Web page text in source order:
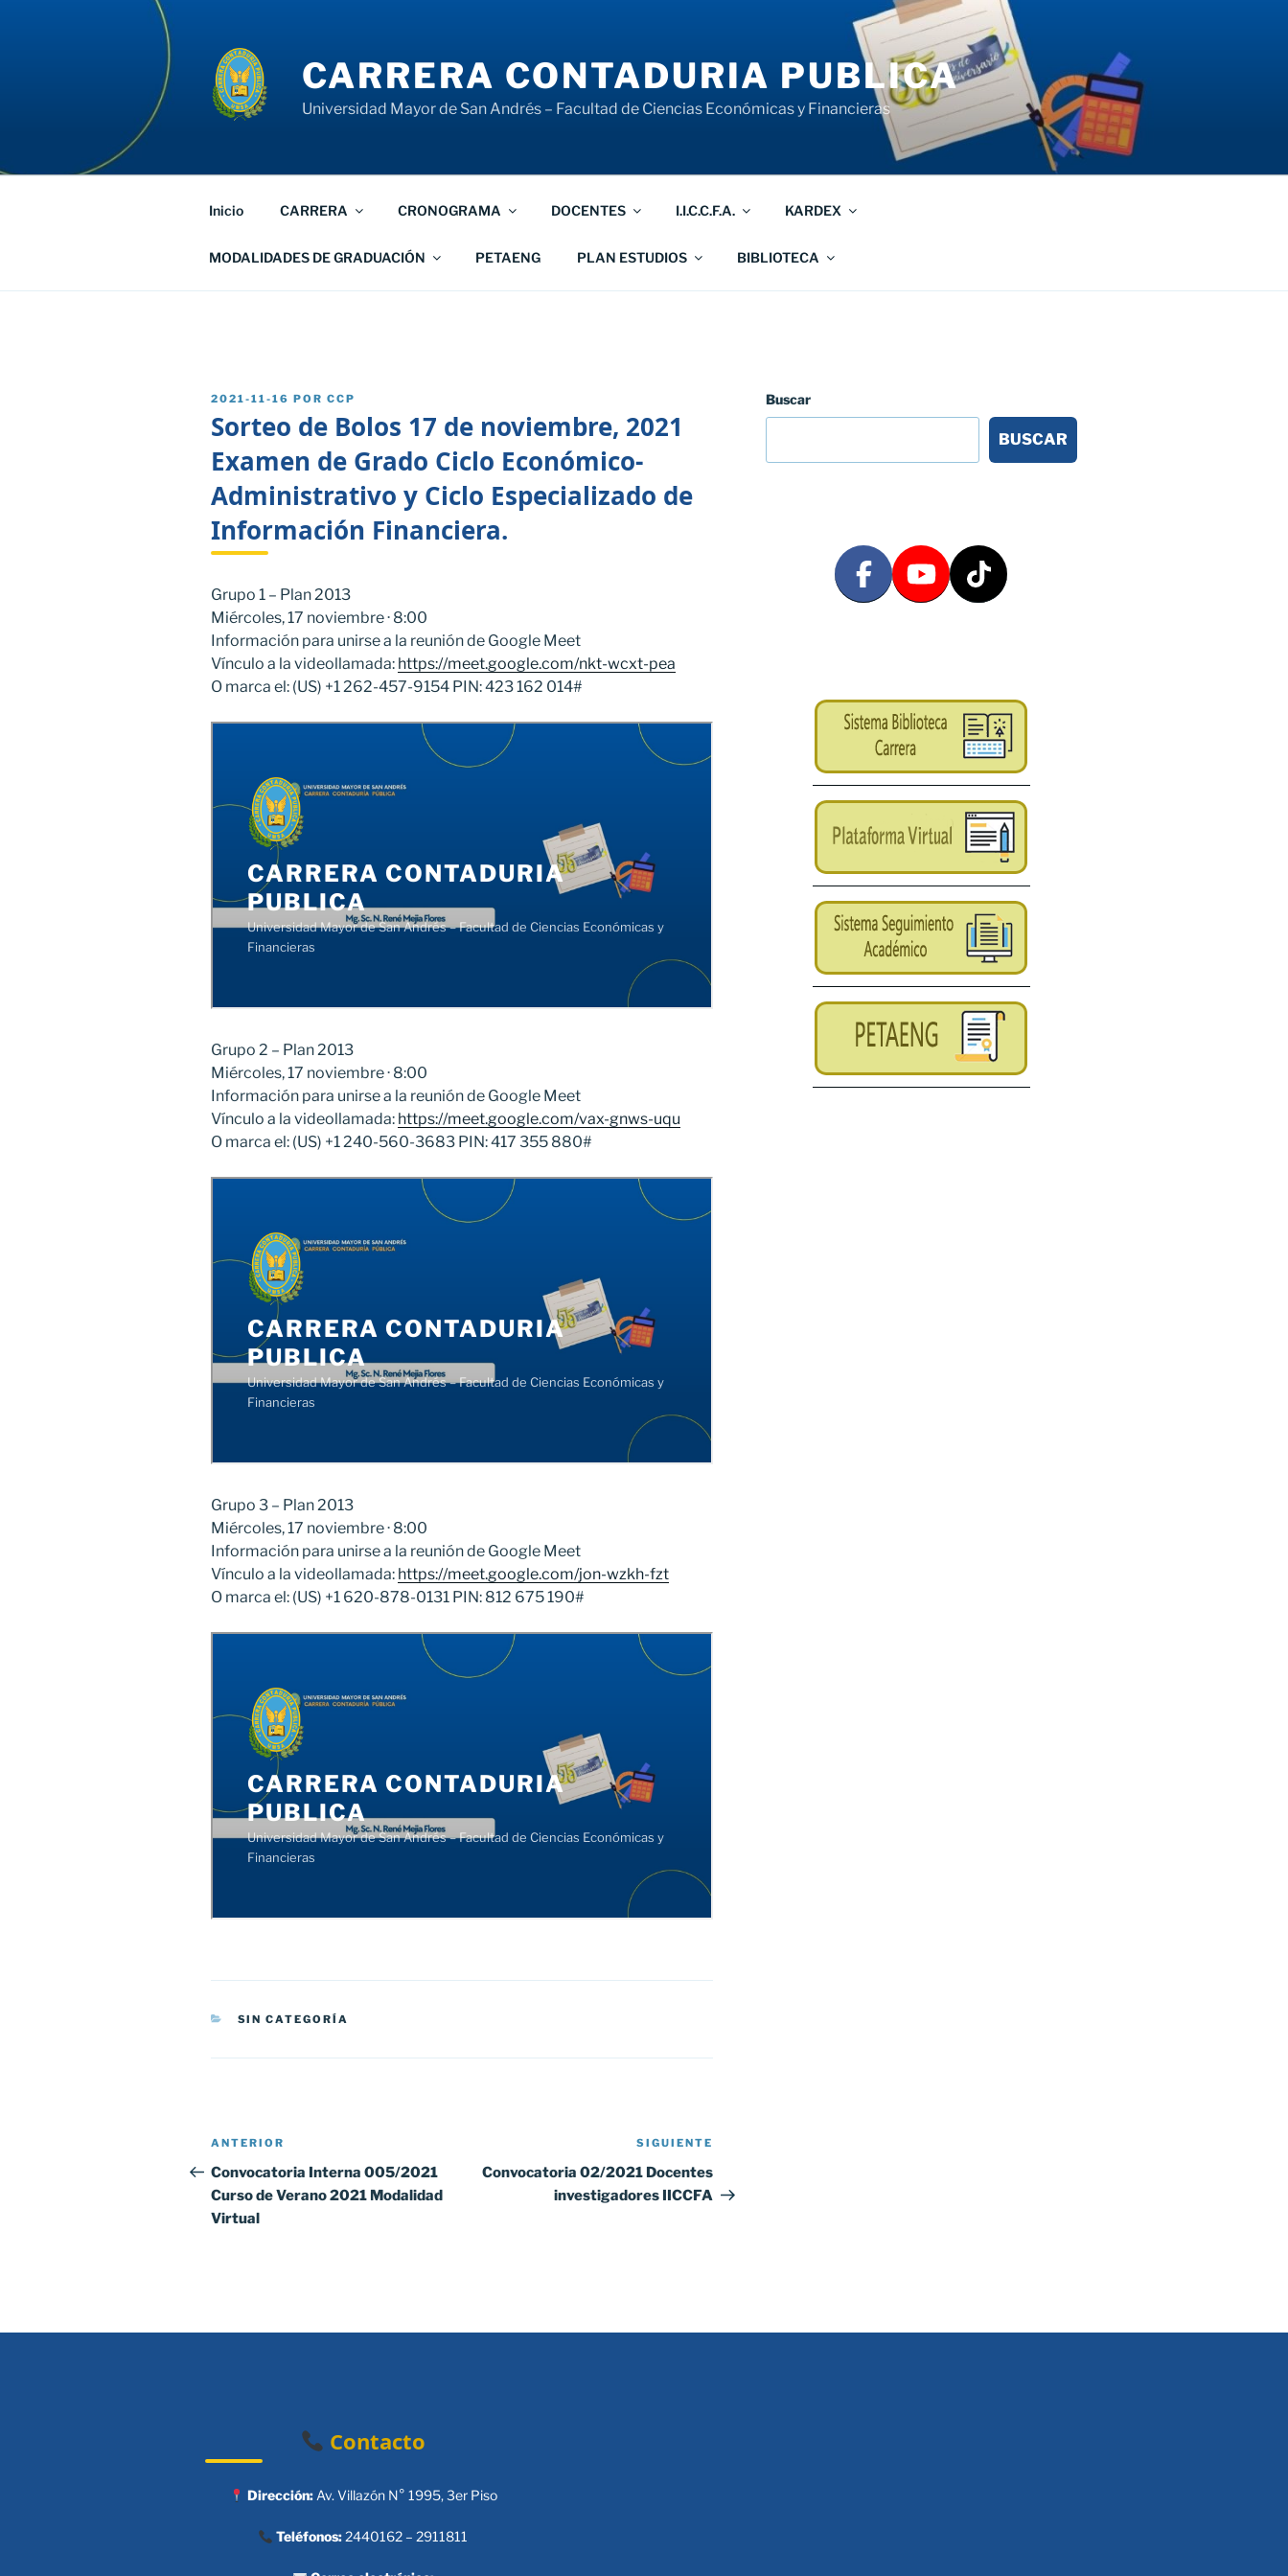
CARRERA CONTADURIA PUBLICA
Universidad Mayor de San Andrés – Facultad de Ciencias Económicas y Financieras
Inicio CARRERA CRONOGRAMA DOCENTES I.I.C.C.F.A. KARDEX
MODALIDADES DE GRADUACIÓN PETAENG PLAN ESTUDIOS BIBLIOTECA
PUBLICADO
2021-11-16 POR CCP
Sorteo de Bolos 17 de noviembre, 2021
Examen de Grado Ciclo Económico-
Administrativo y Ciclo Especializado de
Información Financiera.
Grupo 1 – Plan 2013
Miércoles, 17 noviembre · 8:00
Información para unirse a la reunión de Google Meet
Vínculo a la videollamada: https://meet.google.com/nkt-wcxt-pea
O marca el: ‪(US) +1 262-457-9154‬ PIN: ‪423 162 014‬#
Grupo 2 – Plan 2013
Miércoles, 17 noviembre · 8:00
Información para unirse a la reunión de Google Meet
Vínculo a la videollamada: https://meet.google.com/vax-gnws-uqu
O marca el: ‪(US) +1 240-560-3683‬ PIN: ‪417 355 880‬#
Grupo 3 – Plan 2013
Miércoles, 17 noviembre · 8:00
Información para unirse a la reunión de Google Meet
Vínculo a la videollamada: https://meet.google.com/jon-wzkh-fzt
O marca el: ‪(US) +1 620-878-0131‬ PIN: ‪812 675 190‬#
CATEGORÍAS
SIN CATEGORÍA
Navegación
de
entradas
Entrada
anterior:
ANTERIOR
Convocatoria Interna 005/2021
Curso de Verano 2021 Modalidad
Virtual
entrada
SIGUIENTE
Convocatoria 02/2021 Docentes
investigadores IICCFA
Buscar
BUSCAR
Contacto
Dirección:Av. Villazón N° 1995, 3er Piso
Teléfonos:2440162 – 2911811